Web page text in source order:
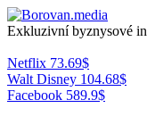
Exkluzivní byznysové
Netflix 73.69$
Walt Disney 104.68$
Facebook 589.9$